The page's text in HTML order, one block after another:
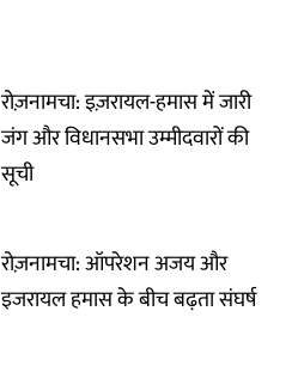
रोज़नामचा: इज़रायल-हमास में जारी
जंग और विधानसभा उम्मीदवारों की
सूची
रोज़नामचा: ऑपरेशन अजय और
इजरायल हमास के बीच बढ़ता संघर्ष